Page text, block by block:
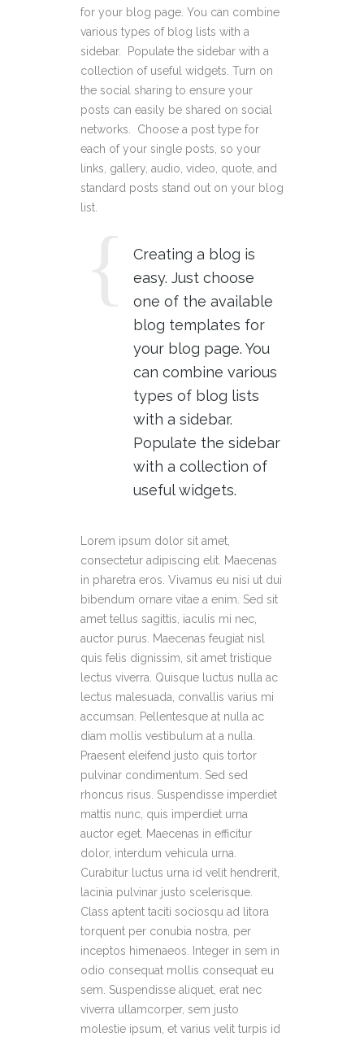
for your blog page. You can combine
various types of blog lists with a
sidebar. Populate the sidebar with a
collection of useful widgets. Turn on
the social sharing to ensure your
posts can easily be shared on social
networks. Choose a post type for
each of your single posts, so your
links, gallery, audio, video, quote, and
standard posts stand out on your blog
list.
Creating a blog is
easy. Just choose
one of the available
blog templates for
your blog page. You
can combine various
types of blog lists
with a sidebar.
Populate the sidebar
with a collection of
useful widgets.
Lorem ipsum dolor sit amet,
consectetur adipiscing elit. Maecenas
in pharetra eros. Vivamus eu nisi ut dui
bibendum ornare vitae a enim. Sed sit
amet tellus sagittis, iaculis mi nec,
auctor purus. Maecenas feugiat nisl
quis felis dignissim, sit amet tristique
lectus viverra. Quisque luctus nulla ac
lectus malesuada, convallis varius mi
accumsan. Pellentesque at nulla ac
diam mollis vestibulum at a nulla.
Praesent eleifend justo quis tortor
pulvinar condimentum. Sed sed
rhoncus risus. Suspendisse imperdiet
mattis nunc, quis imperdiet urna
auctor eget. Maecenas in efficitur
dolor, interdum vehicula urna.
Curabitur luctus urna id velit hendrerit,
lacinia pulvinar justo scelerisque.
Class aptent taciti sociosqu ad litora
torquent per conubia nostra, per
inceptos himenaeos. Integer in sem in
odio consequat mollis consequat eu
sem. Suspendisse aliquet, erat nec
viverra ullamcorper, sem justo
molestie ipsum, et varius velit turpis id